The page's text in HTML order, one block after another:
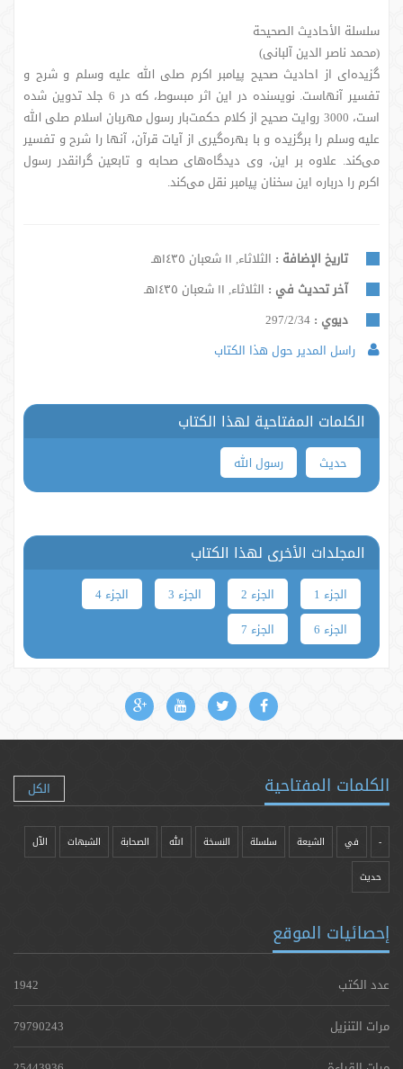
سلسلة الأحادیث الصحیحة
(محمد ناصر الدین آلبانی)
گزیده‌ای از احادیث صحیح پیامبر اکرم صلی الله علیه وسلم و شرح و
تفسیر آنهاست. نویسنده در این اثر مبسوط، که در 6 جلد تدوین شده
است، 3000 روایت صحیح از کلام حکمت‌بار رسول مهربان اسلام صلی الله
علیه وسلم را برگزیده و با بهره‌گیری از آیات قرآن، آنها را شرح و تفسیر
می‌کند. علاوه بر این، وی دیدگاه‌های صحابه و تابعین گرانقدر رسول
اکرم را درباره این سخنان پیامبر نقل می‌کند.
تاريخ الإضافة : الثلاثاء, ١١ شعبان ١٤٣٥هـ
آخر تحديث في : الثلاثاء, ١١ شعبان ١٤٣٥هـ
ديوي : 297/2/34
راسل المدير حول هذا الكتاب
الكلمات المفتاحية لهذا الكتاب
حدیث رسول الله
المجلدات الأخرى لهذا الكتاب
الجزء 1 الجزء 2 الجزء 3
الجزء 4
الجزء 6
الجزء 7
الكلمات المفتاحية الكل
- في الشيعة سلسلة النسخة الله الصحابة الشبهات الآل
حدیث
إحصائيات الموقع
عدد الكتب
1942
مرات التنزيل
79790243